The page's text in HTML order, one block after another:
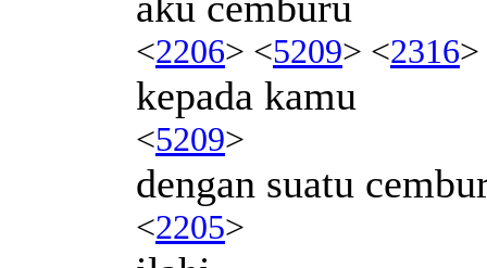
<2206> <5209> <2316>
kepada kamu
<5209>
dengan suatu
<2205>